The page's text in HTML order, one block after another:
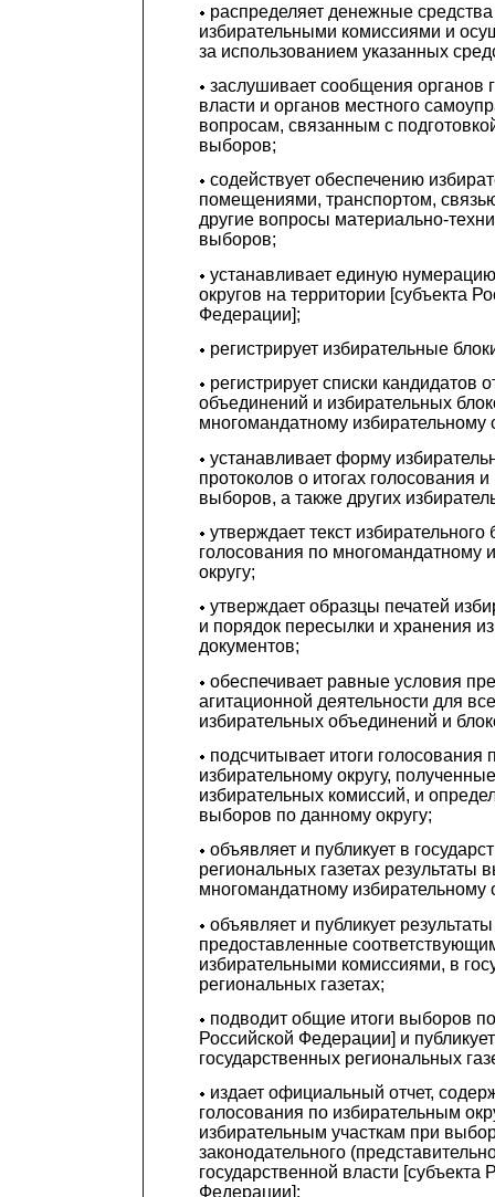
распределяет денежные
избирательными комиссиями и
за использованием указанных
заслушивает сообщения органов
власти и органов местного
вопросам, связанным с
выборов;
содействует обеспечению
помещениями, транспортом,
другие вопросы материально-
выборов;
устанавливает единую
округов на территории [субъекта
Федерации];
регистрирует избирательные
регистрирует списки кандидатов
объединений и избирательных
многомандатному избирательному
устанавливает форму
протоколов о итогах голосования и
выборов, а также других
утверждает текст
голосования по многомандатному
округу;
утверждает образцы печатей
и порядок пересылки и хранения
документов;
обеспечивает равные условия
агитационной деятельности для
избирательных объединений и
подсчитывает итоги
избирательному округу,
избирательных комиссий, и
выборов по данному округу;
объявляет и публикует в
региональных газетах результаты
многомандатному избирательному
объявляет и публикует
предоставленные
избирательными комиссиями, в
региональных газетах;
подводит общие итоги выборов по
Российской Федерации] и
государственных региональных
издает официальный отчет,
голосования по избирательным
избирательным участкам при
законодательного
государственной власти [субъекта
Федерации];